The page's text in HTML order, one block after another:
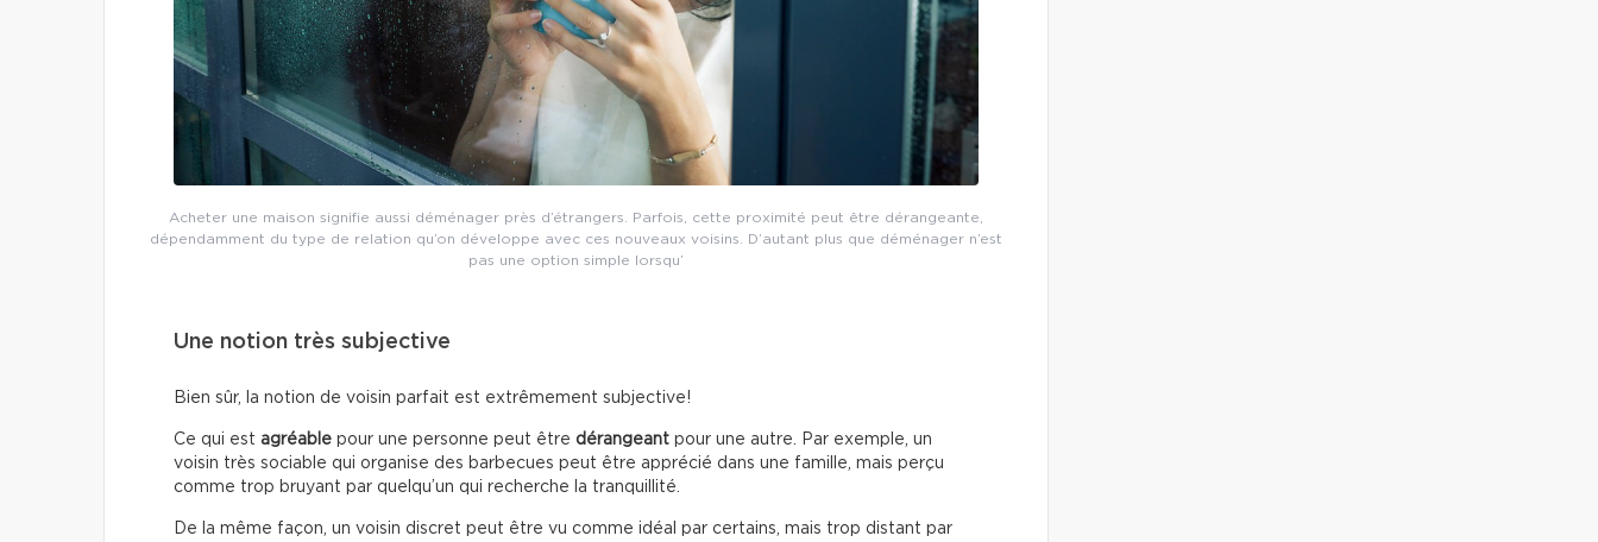
Acheter une maison signifie aussi déménager près d’étrangers. Parfois, cette proximité peut être dérangeante,
dépendamment du type de relation qu’on développe avec ces nouveaux voisins. D’autant plus que déménager n’est
pas une option simple lorsqu’
Une notion très subjective
Bien sûr, la notion de voisin parfait est extrêmement subjective!
Ce qui est agréable pour une personne peut être dérangeant pour une autre. Par exemple, un
voisin très sociable qui organise des barbecues peut être apprécié dans une famille, mais perçu
comme trop bruyant par quelqu’un qui recherche la tranquillité.
De la même façon, un voisin discret peut être vu comme idéal par certains, mais trop distant par